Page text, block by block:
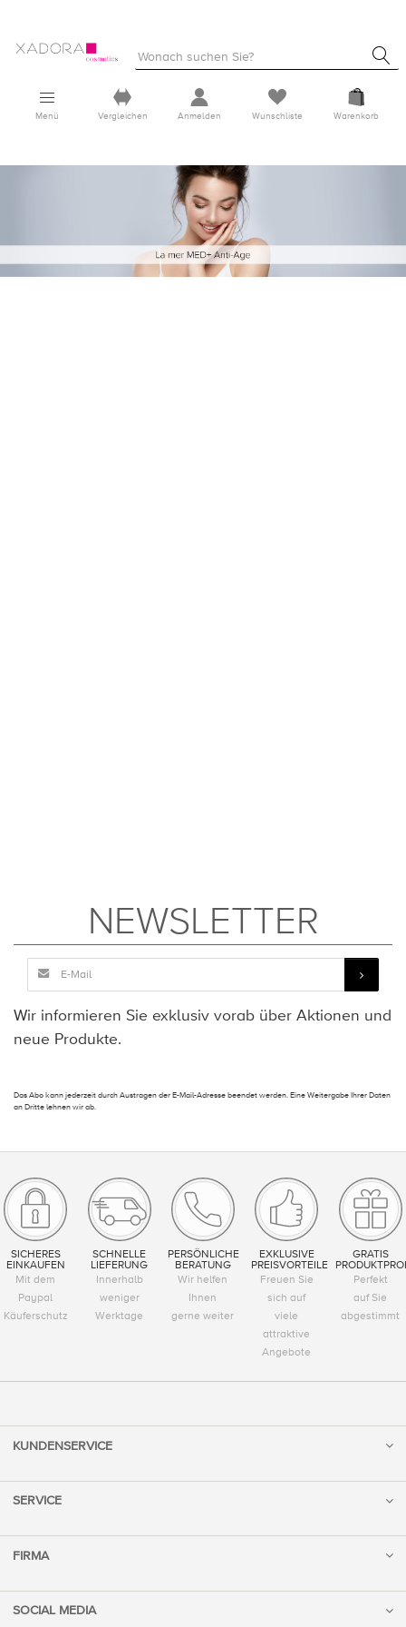
Menü Vergleichen Anmelden Wunschliste Warenkorb
NEWSLETTER
Wir informieren Sie exklusiv vorab über Aktionen und
neue Produkte.
Das Abo kann jederzeit durch Austragen der E-Mail-Adresse beendet werden. Eine Weitergabe Ihrer Daten
an Dritte lehnen wir ab.
SICHERES
EINKAUFEN
Mit dem
Paypal
Käuferschutz
SCHNELLE
LIEFERUNG
Innerhalb
weniger
Werktage
PERSÖNLICHE
BERATUNG
Wir helfen
Ihnen
gerne weiter
EXKLUSIVE
PREISVORTEILE
Freuen Sie
sich auf
viele
attraktive
Angebote
GRATIS
Perfekt
auf Sie
abgestimmt
KUNDENSERVICE
SERVICE
FIRMA
SOCIAL MEDIA